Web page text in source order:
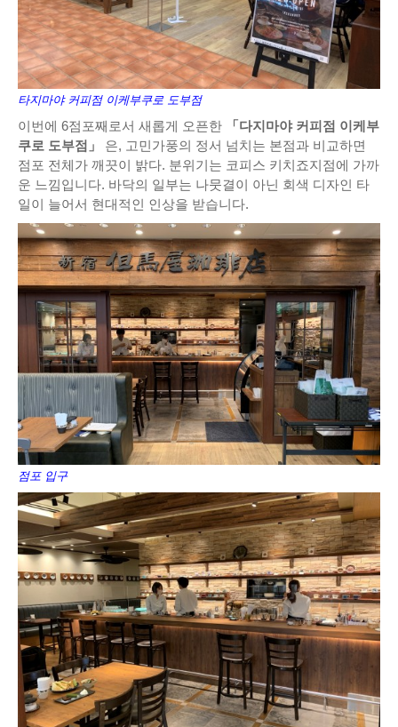
타지마야 커피점 이케부쿠로 도부점
이번에 6점포째로서 새롭게 오픈한
「다지마야 커피점 이케부
쿠로 도부점」
은, 고민가풍의 정서 넘치는 본점과 비교하면
점포 전체가 깨끗이 밝다. 분위기는 코피스 키치죠지점에 가까
운 느낌입니다. 바닥의 일부는 나뭇결이 아닌 회색 디자인 타
일이 늘어서 현대적인 인상을 받습니다.
점포 입구